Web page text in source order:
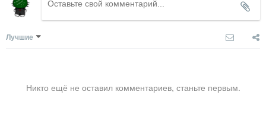
Лучшие
Никто ещё не оставил комментариев, станьте первым.